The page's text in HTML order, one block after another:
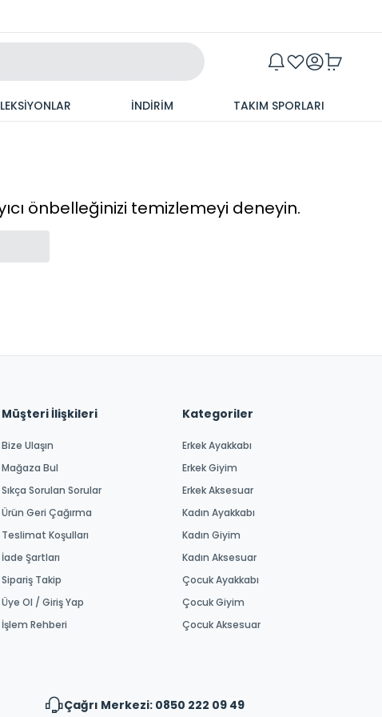
İNDİRİM TAKIM SPORLARI
önbelleğinizi temizlemeyi deneyin.
Müşteri İlişkileri
Bize Ulaşın
Mağaza Bul
Sıkça Sorulan Sorular
Ürün Geri Çağırma
Teslimat Koşulları
İade Şartları
Sipariş Takip
Üye Ol / Giriş Yap
İşlem Rehberi
Kategoriler
Erkek Ayakkabı
Erkek Giyim
Erkek Aksesuar
Kadın Ayakkabı
Kadın Giyim
Kadın Aksesuar
Çocuk Ayakkabı
Çocuk Giyim
Çocuk Aksesuar
Çağrı Merkezi: 0850 222 09 49